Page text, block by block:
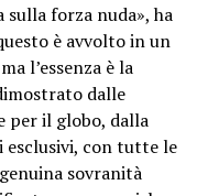
forza nuda», ha
è avvolto in un
l’essenza è la
dalle
per il globo, dalla
con tutte le
sovranità